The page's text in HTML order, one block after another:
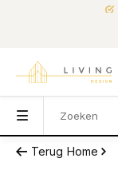
Terug Home